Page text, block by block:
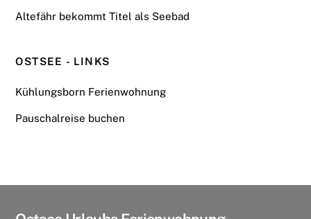
Altefähr bekommt Titel als Seebad
OSTSEE - LINKS
Kühlungsborn Ferienwohnung
Pauschalreise buchen